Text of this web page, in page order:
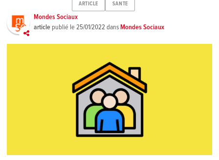
ARTICLE SANTE
Mondes Sociaux
article publié le25/01/2022 dansMondes Sociaux